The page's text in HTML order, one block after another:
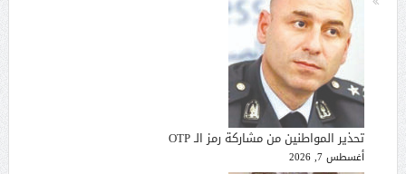
تحذير المواطنين من مشاركة رمز الـ OTP
أغسطس 7, 2026